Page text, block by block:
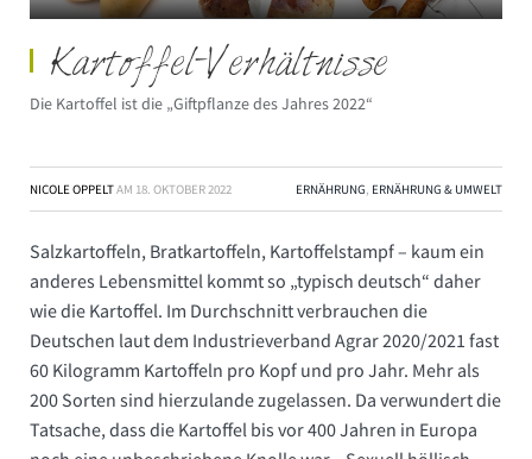
Kartoffel-Verhältnisse
Die Kartoffel ist die „Giftpflanze des Jahres 2022“
NICOLE OPPELTAM 18. OKTOBER 2022 ERNÄHRUNG, ERNÄHRUNG & UMWELT
Salzkartoffeln, Bratkartoffeln, Kartoffelstampf – kaum ein
anderes Lebensmittel kommt so „typisch deutsch“ daher
wie die Kartoffel. Im Durchschnitt verbrauchen die
Deutschen laut dem Industrieverband Agrar 2020/2021 fast
60 Kilogramm Kartoffeln pro Kopf und pro Jahr. Mehr als
200 Sorten sind hierzulande zugelassen. Da verwundert die
Tatsache, dass die Kartoffel bis vor 400 Jahren in Europa